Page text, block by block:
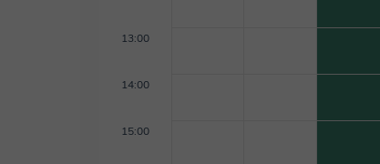
13:00
14:00
15:00